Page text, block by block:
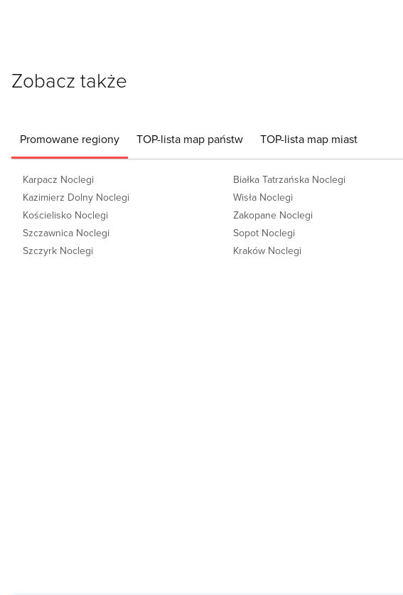
Zobacz także
Promowane regiony TOP-lista map państw TOP-lista map miast
Karpacz Noclegi
Kazimierz Dolny Noclegi
Kościelisko Noclegi
Szczawnica Noclegi
Szczyrk Noclegi
Białka Tatrzańska Noclegi
Wisła Noclegi
Zakopane Noclegi
Sopot Noclegi
Kraków Noclegi